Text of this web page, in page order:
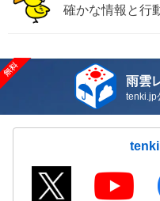
確かな情報と行
雨雲
tenki.jp